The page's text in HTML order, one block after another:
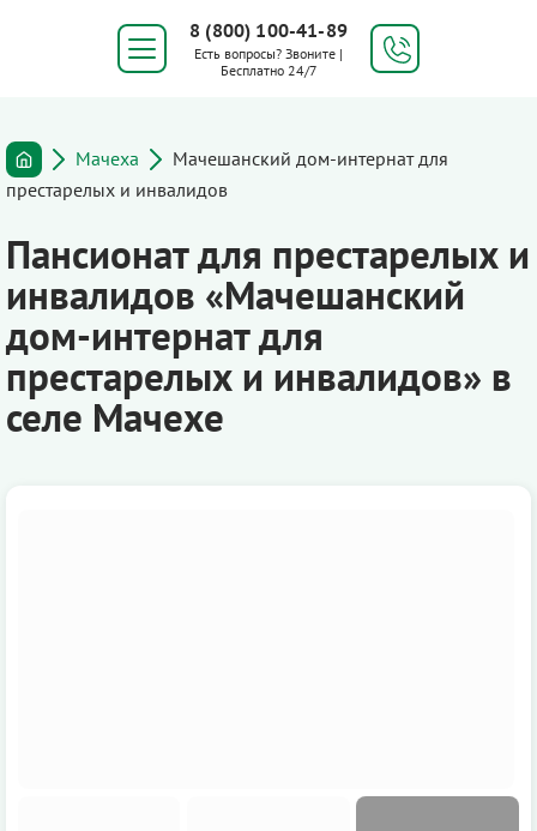
8 (800) 100-41-89
Есть вопросы? Звоните |
Бесплатно 24/7
Мачеха
Мачешанский дом-интернат для
престарелых и инвалидов
Пансионат для престарелых и
инвалидов «Мачешанский
дом-интернат для
престарелых и инвалидов» в
селе Мачехе